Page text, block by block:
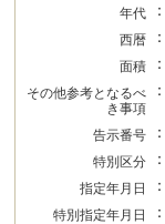
年代 ：
西暦 ：
面積 ：
その他参考となるべ
き事項
：
告示番号 ：
特別区分 ：
指定年月日 ：
特別指定年月日
：